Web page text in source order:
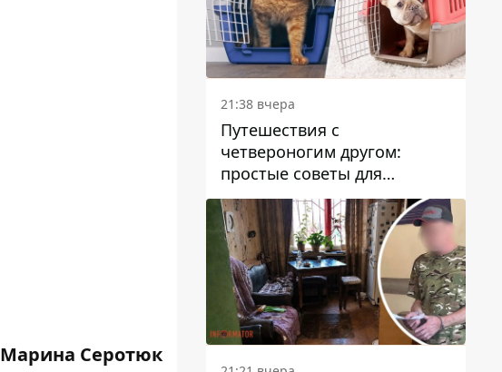
Марина Серотюк
21:38 вчера
Путешествия с
четвероногим другом:
простые советы для
поездок с животными